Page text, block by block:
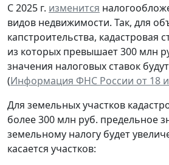
С 2025 г. изменится
видов недвижимости. Так, для
капстроительства, кадастровая
из которых превышает 300 млн
значения налоговых ставок
(Информация ФНС России от 18
Для земельных участков
более 300 млн руб. предельное
земельному налогу будет
касается участков: